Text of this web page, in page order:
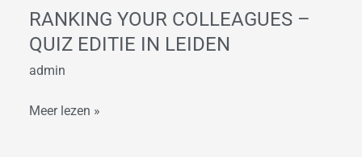
RANKING YOUR COLLEAGUES –
QUIZ EDITIE IN LEIDEN
admin
Meer lezen »